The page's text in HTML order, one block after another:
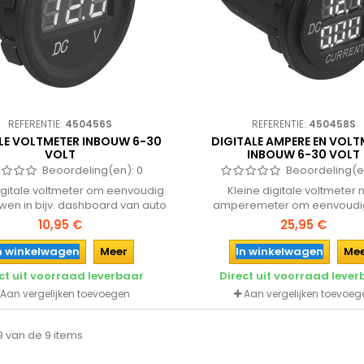
REFERENTIE: 450456S
VOLTMETER INBOUW 6-30
VOLT
Beoordeling(en): 0
voltmeter om eenvoudig
in bijv. dashboard van auto
of voor caravan of
camper.
10,95 €
winkelwagen
Meer
uit voorraad leverbaar
Aan vergelijken toevoegen
REFERENTIE: 450458S
DIGITALE AMPERE EN
INBOUW 6-30 VOLT
Kleine digitale voltmeter
amperemeter om
bouwen in bijv. dashboard van
vrachtwagen of voor caravan
25,95 €
In winkelwagen
Direct uit voorraad
Aan vergelijken
van de 9 items